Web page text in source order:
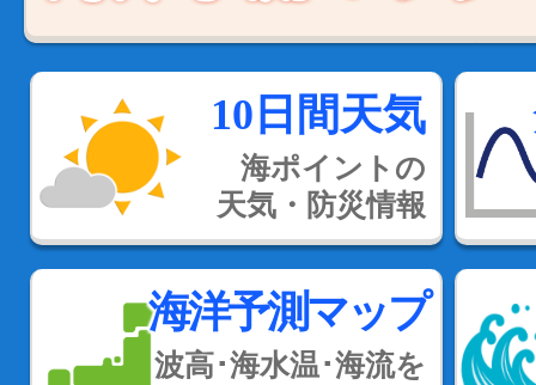
10日間天気
海ポイントの
天気・防災情報
海洋予測マップ
波高･海水温･海流を